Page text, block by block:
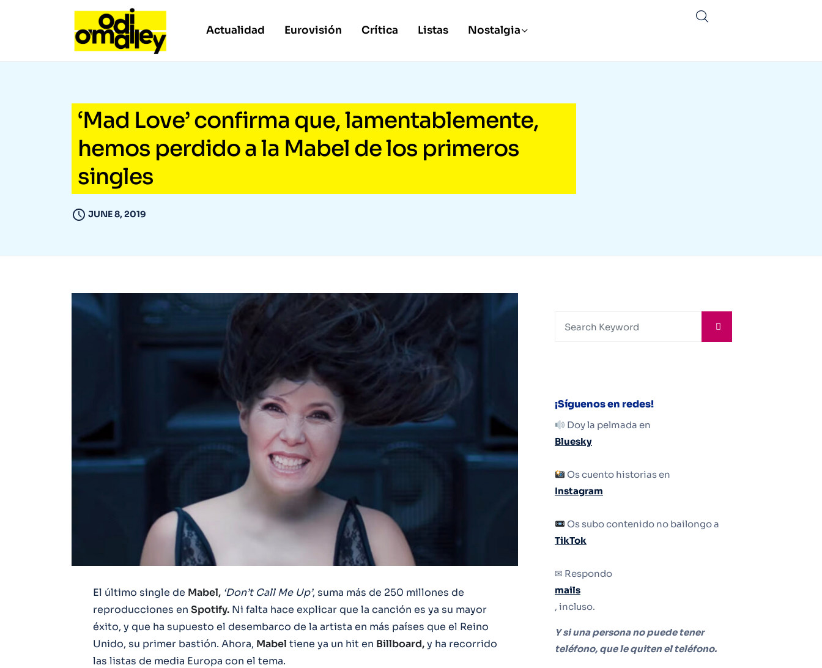
Actualidad Eurovisión Crítica Listas Nostalgia
‘Mad Love’ confirma que, lamentablemente,
hemos perdido a la Mabel de los primeros
singles
JUNE 8, 2019
El último single de Mabel, ‘Don’t Call Me Up’, suma más de 250 millones de
reproducciones en Spotify. Ni falta hace explicar que la canción es ya su mayor
éxito, y que ha supuesto el desembarco de la artista en más países que el Reino
Unido, su primer bastión. Ahora, Mabel tiene ya un hit en Billboard,y ha recorrido
las listas de media Europa con el tema.
¡Síguenos en redes!
Doy la pelmada en
Bluesky
Os cuento historias en
Instagram
Os subo contenido no bailongo a
TikTok
✉ Respondo
mails
, incluso.
Y si una persona no puede tener
teléfono, que le quiten el teléfono.